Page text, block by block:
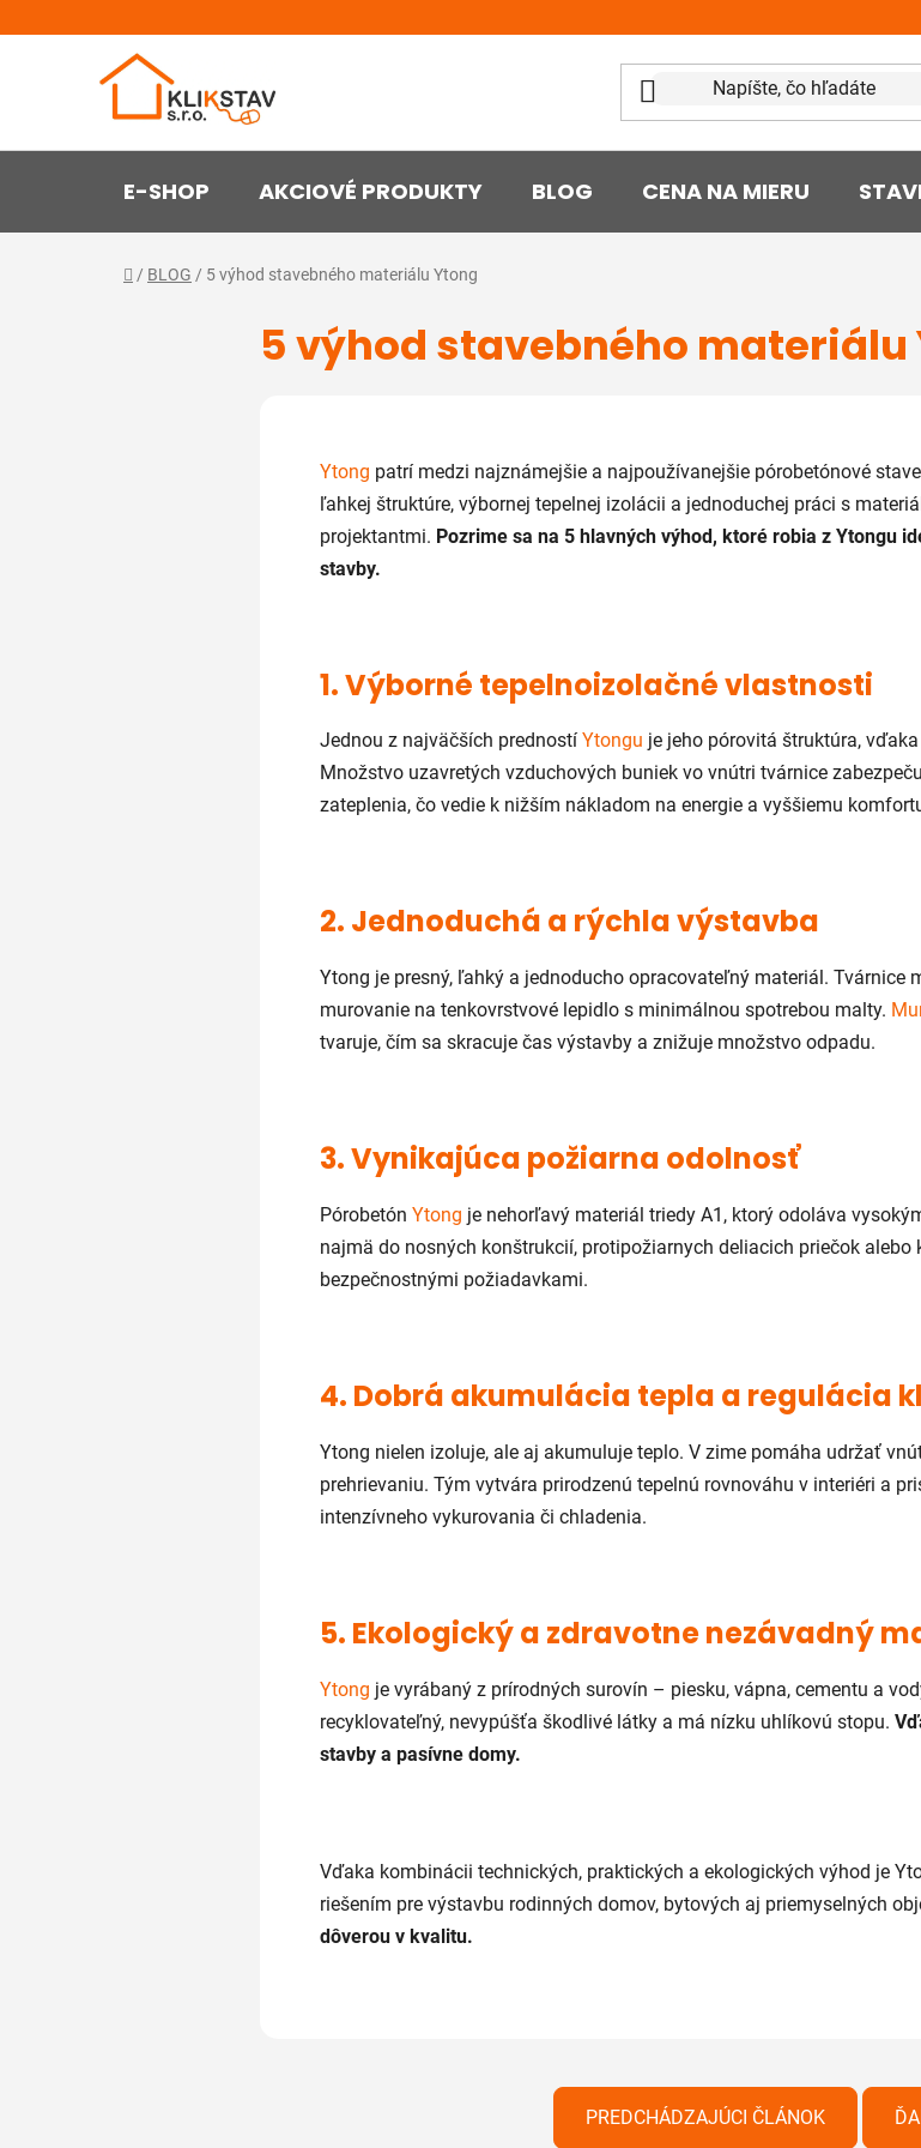
na
E-SHOP AKCIOVÉ PRODUKTY BLOG CENA NA MIERU
Domov
/ BLOG / 5 výhod stavebného materiálu Ytong
5 výhod stavebného materiálu
Ytong patrí medzi najznámejšie a najpoužívanejšie pórobetónové
ľahkej štruktúre, výbornej tepelnej izolácii a jednoduchej práci s
projektantmi. Pozrime sa na 5 hlavných výhod, ktoré robia z Ytongu
stavby.
1. Výborné tepelnoizolačné vlastnosti
Jednou z najväčších predností Ytongu je jeho pórovitá štruktúra,
Množstvo uzavretých vzduchových buniek vo vnútri tvárnice
zateplenia, čo vedie k nižším nákladom na energie a vyššiemu
2. Jednoduchá a rýchla výstavba
Ytong je presný, ľahký a jednoducho opracovateľný materiál. Tvárnice
murovanie na tenkovrstvové lepidlo s minimálnou spotrebou malty.
tvaruje, čím sa skracuje čas výstavby a znižuje množstvo odpadu.
3. Vynikajúca požiarna odolnosť
Pórobetón Ytong je nehorľavý materiál triedy A1, ktorý odoláva
najmä do nosných konštrukcií, protipožiarnych deliacich priečok alebo
bezpečnostnými požiadavkami.
4. Dobrá akumulácia tepla a regulácia
Ytong nielen izoluje, ale aj akumuluje teplo. V zime pomáha udržať
prehrievaniu. Tým vytvára prirodzenú tepelnú rovnováhu v interiéri a
intenzívneho vykurovania či chladenia.
5. Ekologický a zdravotne nezávadný
Ytong je vyrábaný z prírodných surovín – piesku, vápna, cementu a
recyklovateľný, nevypúšťa škodlivé látky a má nízku uhlíkovú stopu.
stavby a pasívne domy.
Vďaka kombinácii technických, praktických a ekologických výhod je
riešením pre výstavbu rodinných domov, bytových aj priemyselných
dôverou v kvalitu.
PREDCHÁDZAJÚCI ČLÁNOK